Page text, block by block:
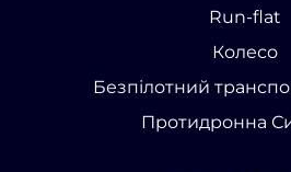
Run-flat
Колесо
Безпілотний
Протидронна